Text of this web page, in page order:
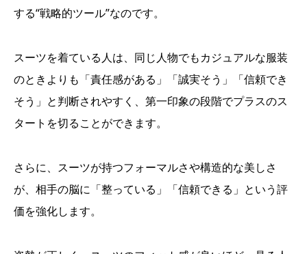
する“戦略的ツール”なのです。
スーツを着ている人は、同じ人物でもカジュアルな服装
のときよりも「責任感がある」「誠実そう」「信頼でき
そう」と判断されやすく、第一印象の段階でプラスのス
タートを切ることができます。
さらに、スーツが持つフォーマルさや構造的な美しさ
が、相手の脳に「整っている」「信頼できる」という評
価を強化します。